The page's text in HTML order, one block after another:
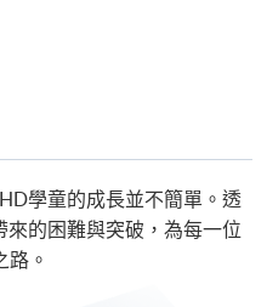
學童的成長並不簡單。透
的困難與突破，為每一位
路。